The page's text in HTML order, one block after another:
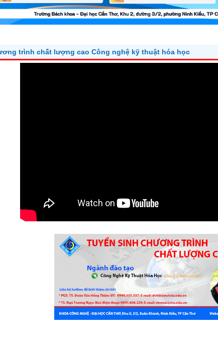
trình chất lượng cao Công nghệ kỹ thuật hóa học